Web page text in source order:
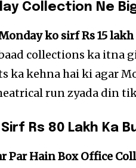
Collection Ne
ko sirf Rs 15
collections ka itna
ka kehna hai ki agar
run zyada din
Rs 80 Lakh Ka
Par Hain Box Office